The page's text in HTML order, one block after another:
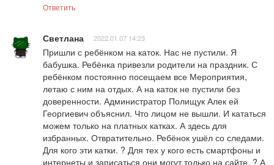
Ответить
Светлана 2022.01.07 14:23
Пришли с ребёнком на каток. Нас не пустили. Я
бабушка. Ребёнка привезли родители на праздник. С
ребёнком постоянно посещаем все Мероприятия,
летаю с ним на отдых. А на каток не пустили без
доверенности. Администратор Полищук Алек ей
Георгиевич объяснил. Что лицом не вышли. И кататься
можем только на платных катках. А здесь для
избранных. Отвратительно. Ребёнок ушёл со следами.
Для кого эти катки. ? Для тех у кого есть смартфоны и
интернеты и записаться они могут только на сайте. ? А